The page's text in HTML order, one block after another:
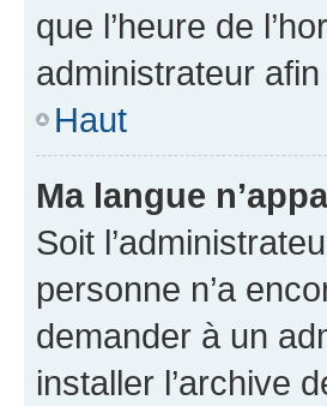
que l’heure de
administrateur
Haut
Ma langue
Soit
personne n’a
demander à un
installer l’archive